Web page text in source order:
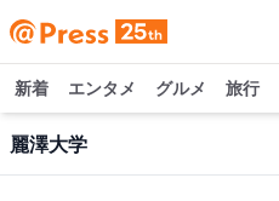
新着 エンタメ グルメ 旅行
麗澤大学